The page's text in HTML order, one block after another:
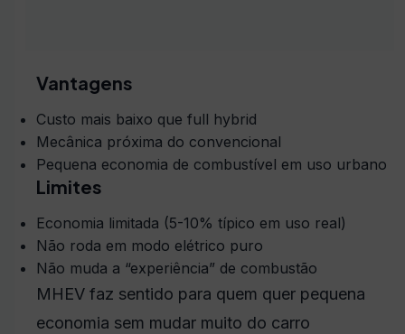
Vantagens
Custo mais baixo que full hybrid
Mecânica próxima do convencional
Pequena economia de combustível em uso urbano
Limites
Economia limitada (5-10% típico em uso real)
Não roda em modo elétrico puro
Não muda a “experiência” de combustão
MHEV faz sentido para quem quer pequena
economia sem mudar muito do carro